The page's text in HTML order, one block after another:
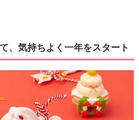
、気持ちよく一年をスタート